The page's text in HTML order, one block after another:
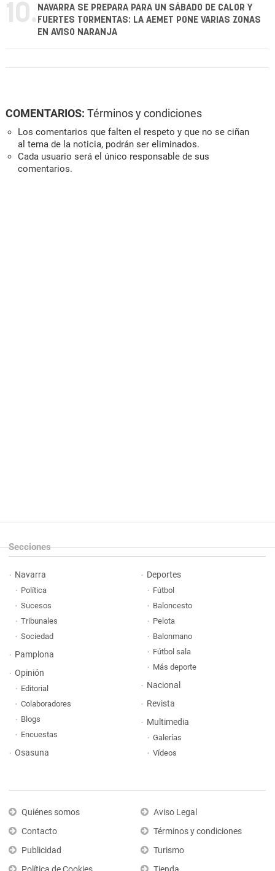
10. NAVARRA SE PREPARA PARA UN SÁBADO DE CALOR Y
FUERTES TORMENTAS: LA AEMET PONE VARIAS ZONAS
EN AVISO NARANJA
COMENTARIOS: Términos y condiciones
Los comentarios que falten el respeto y que no se ciñan
al tema de la noticia, podrán ser eliminados.
Cada usuario será el único responsable de sus
comentarios.
Secciones
Navarra
Política
Sucesos
Tribunales
Sociedad
Pamplona
Opinión
Editorial
Colaboradores
Blogs
Encuestas
Osasuna
Deportes
Fútbol
Baloncesto
Pelota
Balonmano
Fútbol sala
Más deporte
Nacional
Revista
Multimedia
Galerías
Vídeos
Quiénes somos
Contacto
Publicidad
Aviso Legal
Términos y condiciones
Turismo